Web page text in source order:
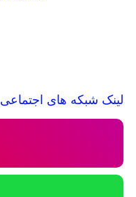
لینک شبکه های اجتماعی